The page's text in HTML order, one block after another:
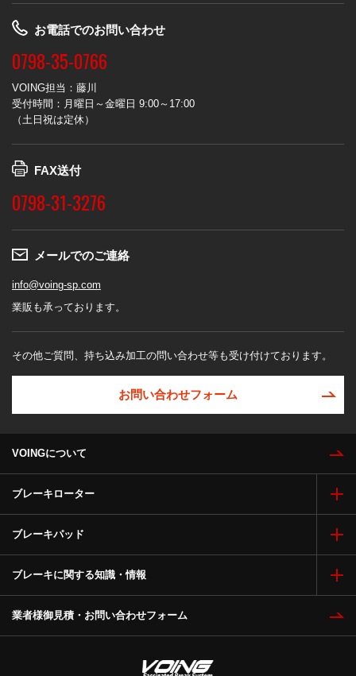
お電話でのお問い合わせ
0798-35-0766
VOING担当：藤川
受付時間：月曜日～金曜日 9:00～17:00
（土日祝は定休）
FAX送付
0798-31-3276
メールでのご連絡
info@voing-sp.com
業販も承っております。
その他ご質問、持ち込み加工の問い合わせ等も受け付けております。
お問い合わせフォーム
VOINGについて
ブレーキローター
ブレーキパッド
ブレーキに関する知識・情報
業者様御見積・お問い合わせフォーム